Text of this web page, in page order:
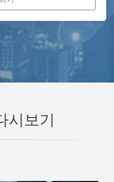
시보기